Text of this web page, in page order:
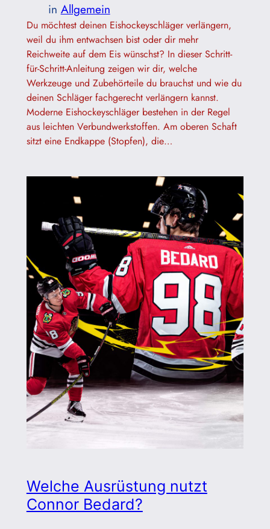
in Allgemein
Du möchtest deinen Eishockeyschläger verlängern,
weil du ihm entwachsen bist oder dir mehr
Reichweite auf dem Eis wünschst? In dieser Schritt-
für-Schritt-Anleitung zeigen wir dir, welche
Werkzeuge und Zubehörteile du brauchst und wie du
deinen Schläger fachgerecht verlängern kannst.
Moderne Eishockeyschläger bestehen in der Regel
aus leichten Verbundwerkstoffen. Am oberen Schaft
sitzt eine Endkappe (Stopfen), die…
Welche Ausrüstung nutzt
Connor Bedard?